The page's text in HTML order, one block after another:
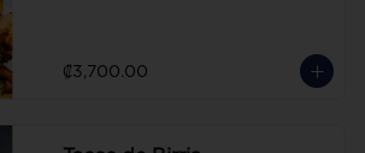
₡3,700.00